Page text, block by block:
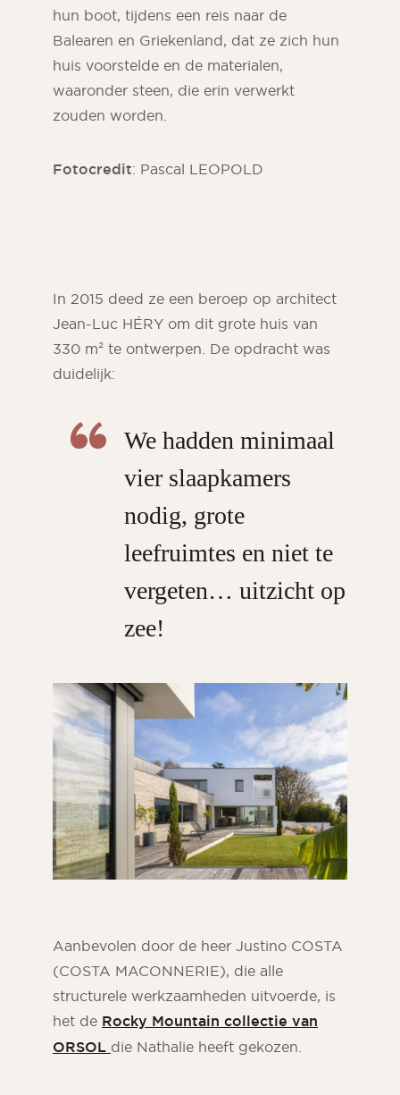
Laat je inspireren door de esthetiek en
hun boot, tijdens een reis naar de
Balearen en Griekenland, dat ze zich hun
huis voorstelde en de materialen,
waaronder steen, die erin verwerkt
zouden worden.
Fotocredit: Pascal LEOPOLD
In 2015 deed ze een beroep op architect
Jean-Luc HÉRY om dit grote huis van
330 m² te ontwerpen. De opdracht was
duidelijk:
We hadden minimaal
vier slaapkamers
nodig, grote
leefruimtes en niet te
vergeten… uitzicht op
zee!
Aanbevolen door de heer Justino COSTA
(COSTA MACONNERIE), die alle
structurele werkzaamheden uitvoerde, is
het de Rocky Mountain collectie van
ORSOL die Nathalie heeft gekozen.